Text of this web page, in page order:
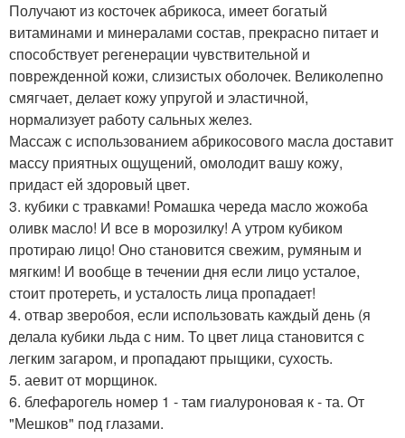
Получают из косточек абрикоса, имеет богатый
витаминами и минералами состав, прекрасно питает и
способствует регенерации чувствительной и
поврежденной кожи, слизистых оболочек. Великолепно
смягчает, делает кожу упругой и эластичной,
нормализует работу сальных желез.
Массаж с использованием абрикосового масла доставит
массу приятных ощущений, омолодит вашу кожу,
придаст ей здоровый цвет.
3. кубики с травками! Ромашка череда масло жожоба
оливк масло! И все в морозилку! А утром кубиком
протираю лицо! Оно становится свежим, румяным и
мягким! И вообще в течении дня если лицо усталое,
стоит протереть, и усталость лица пропадает!
4. отвар зверобоя, если использовать каждый день (я
делала кубики льда с ним. То цвет лица становится с
легким загаром, и пропадают прыщики, сухость.
5. аевит от морщинок.
6. блефарогель номер 1 - там гиалуроновая к - та. От
"Мешков" под глазами.